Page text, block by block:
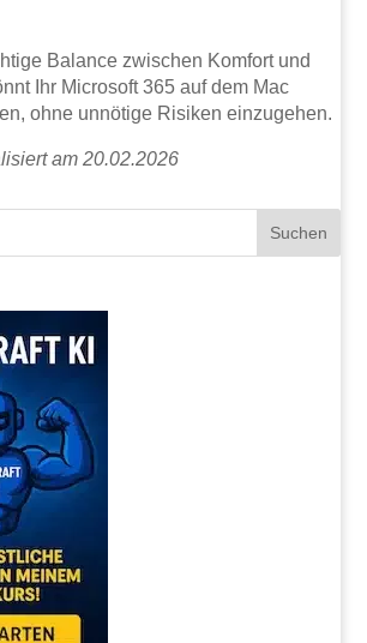
Balance zwischen Komfort und
Ihr Microsoft 365 auf dem Mac
ohne unnötige Risiken einzugehen.
am 20.02.2026